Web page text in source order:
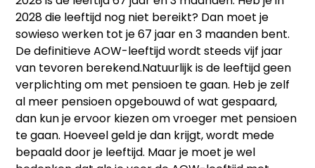
2028 die leeftijd nog niet bereikt? Dan moet je
sowieso werken tot je 67 jaar en 3 maanden bent.
De definitieve AOW-leeftijd wordt steeds vijf jaar
van tevoren berekend.Natuurlijk is de leeftijd geen
verplichting om met pensioen te gaan. Heb je zelf
al meer pensioen opgebouwd of wat gespaard,
dan kun je ervoor kiezen om vroeger met pensioen
te gaan. Hoeveel geld je dan krijgt, wordt mede
bepaald door je leeftijd. Maar je moet je wel